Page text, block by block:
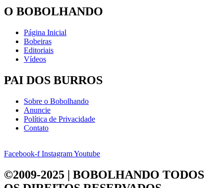
O BOBOLHANDO
Página Inicial
Bobeiras
Editoriais
Vídeos
PAI DOS BURROS
Sobre o Bobolhando
Anuncie
Política de Privacidade
Contato
Facebook-f InstagramYoutube
©2009-2025 | BOBOLHANDO TODOS